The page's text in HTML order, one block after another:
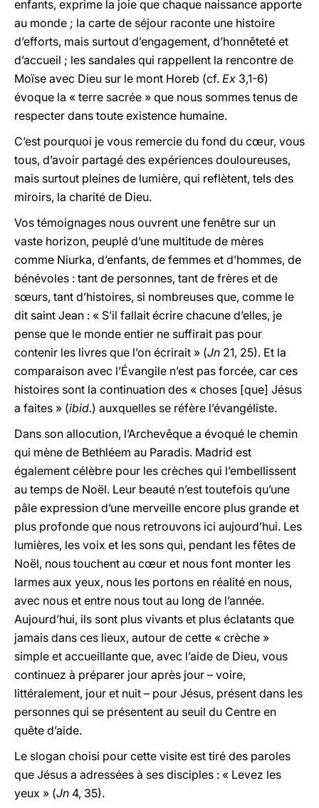
enfants, exprime la joie que chaque naissance apporte
au monde ; la carte de séjour raconte une histoire
d’efforts, mais surtout d’engagement, d’honnêteté et
d’accueil ; les sandales qui rappellent la rencontre de
Moïse avec Dieu sur le mont Horeb (cf. Ex 3,1-6)
évoque la « terre sacrée » que nous sommes tenus de
respecter dans toute existence humaine.
C’est pourquoi je vous remercie du fond du cœur, vous
tous, d’avoir partagé des expériences douloureuses,
mais surtout pleines de lumière, qui reflètent, tels des
miroirs, la charité de Dieu.
Vos témoignages nous ouvrent une fenêtre sur un
vaste horizon, peuplé d’une multitude de mères
comme Niurka, d’enfants, de femmes et d’hommes, de
bénévoles : tant de personnes, tant de frères et de
sœurs, tant d’histoires, si nombreuses que, comme le
dit saint Jean : « S’il fallait écrire chacune d’elles, je
pense que le monde entier ne suffirait pas pour
contenir les livres que l’on écrirait » (Jn 21, 25). Et la
comparaison avec l’Évangile n’est pas forcée, car ces
histoires sont la continuation des « choses [que] Jésus
a faites » (ibid.) auxquelles se réfère l’évangéliste.
Dans son allocution, l’Archevêque a évoqué le chemin
qui mène de Bethléem au Paradis. Madrid est
également célèbre pour les crèches qui l’embellissent
au temps de Noël. Leur beauté n’est toutefois qu’une
pâle expression d’une merveille encore plus grande et
plus profonde que nous retrouvons ici aujourd’hui. Les
lumières, les voix et les sons qui, pendant les fêtes de
Noël, nous touchent au cœur et nous font monter les
larmes aux yeux, nous les portons en réalité en nous,
avec nous et entre nous tout au long de l’année.
Aujourd’hui, ils sont plus vivants et plus éclatants que
jamais dans ces lieux, autour de cette « crèche »
simple et accueillante que, avec l’aide de Dieu, vous
continuez à préparer jour après jour – voire,
littéralement, jour et nuit – pour Jésus, présent dans les
personnes qui se présentent au seuil du Centre en
quête d’aide.
Le slogan choisi pour cette visite est tiré des paroles
que Jésus a adressées à ses disciples : « Levez les
yeux » (Jn 4, 35).